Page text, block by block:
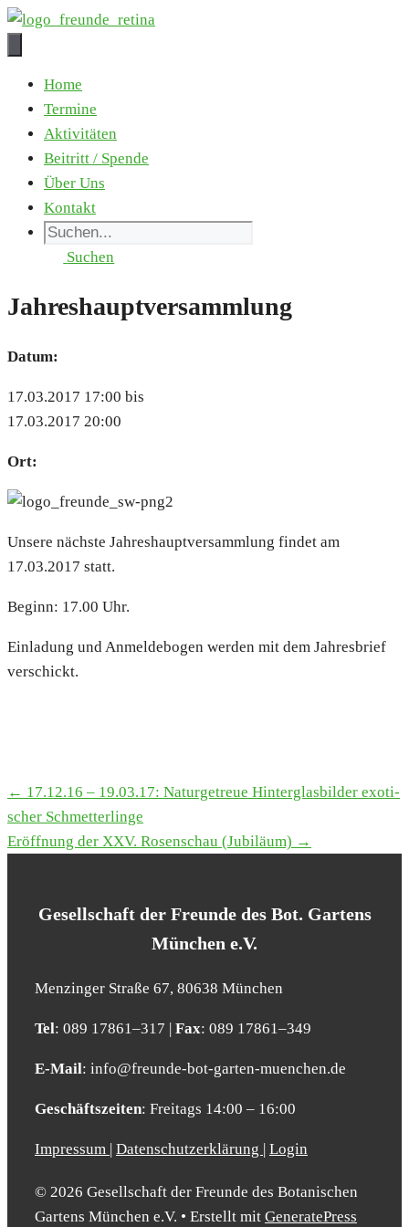
Zum
Home
Ter­mi­ne
Akti­vi­tä­ten
Bei­tritt / Spen­de
Über Uns
Kon­takt
Suchen
Jah­res­haupt­ver­samm­lung
Datum:
17.03.2017 17:00 bis
17.03.2017 20:00
Ort:
Unse­re nächs­te Jah­res­haupt­ver­samm­lung fin­det am
17.03.2017 statt.
Beginn: 17.00 Uhr.
Ein­la­dung und Anmel­de­bo­gen wer­den mit dem Jah­res­brief
ver­schickt.
TERMINE
NAVIGATION
← 17.12.16 – 19.03.17: Natur­ge­treue Hin­ter­glas­bil­der exo­ti­
scher Schmet­ter­lin­ge
Eröff­nung der XXV. Rosen­schau (Jubi­lä­um) →
Gesell­schaft der Freun­de des Bot. Gar­tens
Mün­chen e.V.
Men­zin­ger Stra­ße 67, 80638 Mün­chen
Tel: 089 17861–317 | Fax: 089 17861–349
E‑Mail: info@​freunde-​bot-​garten-​muenchen.​de
Geschäfts­zei­ten: Frei­tags 14:00 – 16:00
Impressum | Datenschutzerklärung | Login
© 2026 Gesellschaft der Freunde des Botanischen
Gartens München e.V. • Erstellt mit GeneratePress